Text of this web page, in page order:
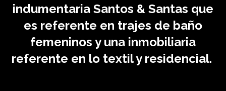
indumentaria Santos & Santas que
es referente en trajes de baño
femeninos y una inmobiliaria
referente en lo textil y residencial.